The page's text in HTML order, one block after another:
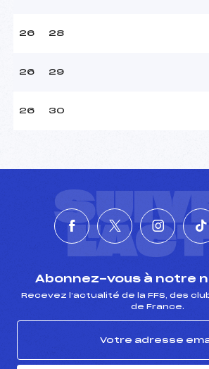
26 28
26 29
26 30
Abonnez-vous à notre
Recevez l’actualité de la FFS, des
de France.